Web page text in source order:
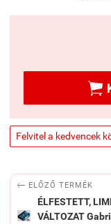

Felvitel a kedvencek
 ELŐZŐ TERMÉK
ÉLFESTETT,
VÁLTOZAT